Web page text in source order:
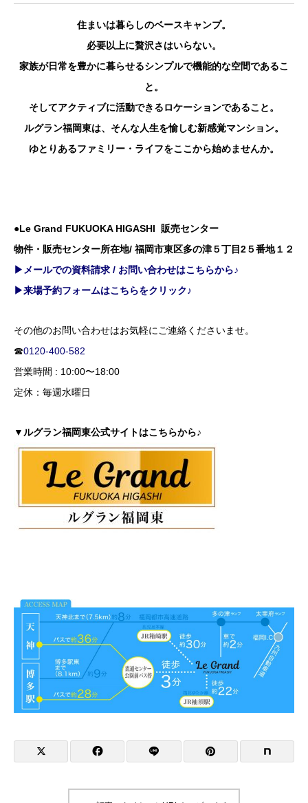
住まいは暮らしのベースキャンプ。
必要以上に贅沢さはいらない。
家族が日常を豊かに暮らせるシンプルで機能的な空間であるこ
と。
そしてアクティブに活動できるロケーションであること。
ルグラン福岡東は、そんな人生を愉しむ新感覚マンション。
ゆとりあるファミリー・ライフをここから始めませんか。
●Le Grand FUKUOKA HIGASHI 販売センター
物件・販売センター所在地/ 福岡市東区多の津５丁目2５番地１２
▶メールでの資料請求 / お問い合わせはこちらから♪
▶来場予約フォームはこちらをクリック♪
その他のお問い合わせはお気軽にご連絡くださいませ。
☎0120-400-582
営業時間 : 10:00〜18:00
定休：毎週水曜日
▼ルグラン福岡東公式サイトはこちらから♪